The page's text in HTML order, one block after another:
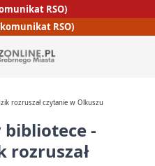
RSO)
RSO)
rozruszał czytanie w Olkuszu
-
rozruszał